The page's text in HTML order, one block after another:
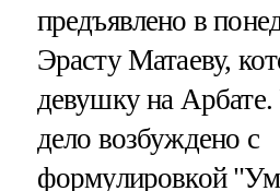
предъявлено в
Эрасту Матаеву,
девушку на Арбате.
дело возбуждено с
формулировкой